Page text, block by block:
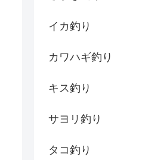
イカ釣り
カワハギ釣り
キス釣り
サヨリ釣り
タコ釣り